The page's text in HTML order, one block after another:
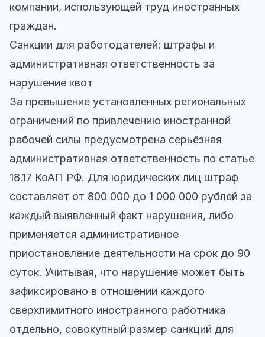
компании, использующей труд иностранных
граждан.
Санкции для работодателей: штрафы и
административная ответственность за
нарушение квот
За превышение установленных региональных
ограничений по привлечению иностранной
рабочей силы предусмотрена серьёзная
административная ответственность по статье
18.17 КоАП РФ. Для юридических лиц штраф
составляет от 800 000 до 1 000 000 рублей за
каждый выявленный факт нарушения, либо
применяется административное
приостановление деятельности на срок до 90
суток. Учитывая, что нарушение может быть
зафиксировано в отношении каждого
сверхлимитного иностранного работника
отдельно, совокупный размер санкций для